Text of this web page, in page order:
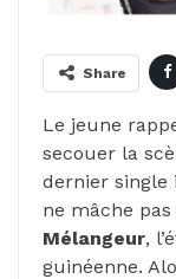
Share
Le jeune
secouer la
dernier single
ne mâche pas
Mélangeur,
guinéenne.